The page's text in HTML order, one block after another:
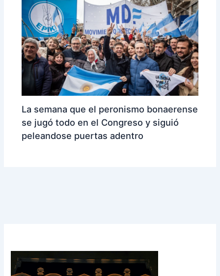
La semana que el peronismo bonaerense
se jugó todo en el Congreso y siguió
peleandose puertas adentro